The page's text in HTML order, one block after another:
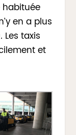
habituée
en a plus
Les taxis
et